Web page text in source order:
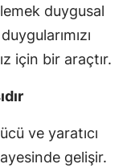
duygusal
için bir araçtır.
ve yaratıcı
gelişir.